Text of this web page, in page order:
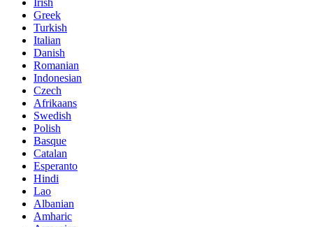
Irish
Greek
Turkish
Italian
Danish
Romanian
Indonesian
Czech
Afrikaans
Swedish
Polish
Basque
Catalan
Esperanto
Hindi
Lao
Albanian
Amharic